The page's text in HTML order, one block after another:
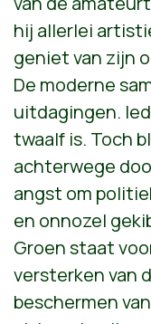
hij allerlei
geniet van zijn
De moderne
uitdagingen.
twaalf is. Toch
achterwege
angst om
en onnozel
Groen staat
versterken van
beschermen